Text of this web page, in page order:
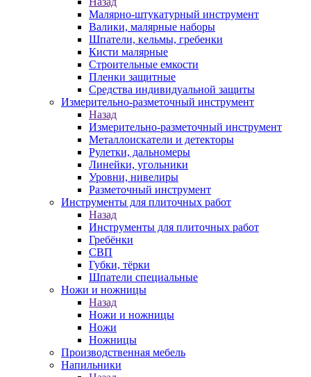
Малярно-штукатурный инструмент
Валики, малярные наборы
Шпатели, кельмы, гребенки
Кисти малярные
Строительные емкости
Пленки защитные
Средства индивидуальной защиты
Измерительно-разметочный инструмент
Назад
Измерительно-разметочный инструмент
Металлоискатели и детекторы
Рулетки, дальномеры
Линейки, угольники
Уровни, нивелиры
Разметочный инструмент
Инструменты для плиточных работ
Назад
Инструменты для плиточных работ
Гребёнки
СВП
Губки, тёрки
Шпатели специальные
Ножи и ножницы
Назад
Ножи и ножницы
Ножи
Ножницы
Производственная мебель
Напильники